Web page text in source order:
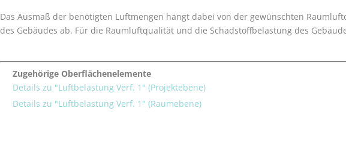
Das Ausmaß der benötigten Luftmengen hängt dabei von der gewünschten
des Gebäudes ab. Für die Raumluftqualität und die Schadstoffbelastung des
Zugehörige Oberflächenelemente
Details zu "Luftbelastung Verf. 1" (Projektebene)
Details zu "Luftbelastung Verf. 1" (Raumebene)